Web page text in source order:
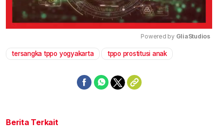
Powered by GliaStudios
tersangka tppo yogyakarta tppo prostitusi anak
Berita Terkait